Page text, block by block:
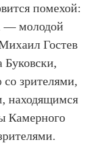
помехой:
— молодой
Гостев
Буковски,
со зрителями,
находящимся
Камерного